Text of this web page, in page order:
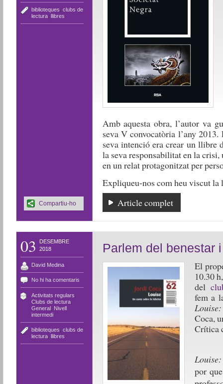
biblioteques clubs de
lectura, llibres
Amb aquesta obra, l’autor va
seva V convocatòria l’any
seva intenció era crear un llibre
la seva responsabilitat en la crisi,
en un relat protagonitzat per
Expliqueu-nos com heu viscut la
Article complet
Compartiu-ho
03
DESEMBRE
2018
David Medina
No hi ha comentaris
Activitats regulars
Clubs de lectura,
General, Nivell
intermedi
biblioteques clubs de
lectura, llibres
Parlem del benestar
El
10.30
del
fem a
L
Coca,
Crítica
por